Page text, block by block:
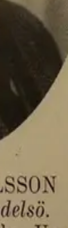
intervjuar en
på den tiden.